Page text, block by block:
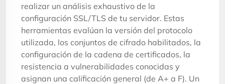
realizar un análisis exhaustivo de la
configuración SSL/TLS de tu servidor. Estas
herramientas evalúan la versión del protocolo
utilizada, los conjuntos de cifrado habilitados, la
configuración de la cadena de certificados, la
resistencia a vulnerabilidades conocidas y
asignan una calificación general (de A+ a F). Un